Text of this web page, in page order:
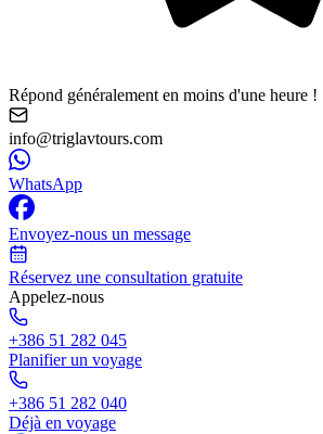
Répond généralement en moins d'une heure !
info@triglavtours.com
WhatsApp
Envoyez-nous un message
Réservez une consultation gratuite
Appelez-nous
+386 51 282 045
Planifier un voyage
+386 51 282 040
Déjà en voyage